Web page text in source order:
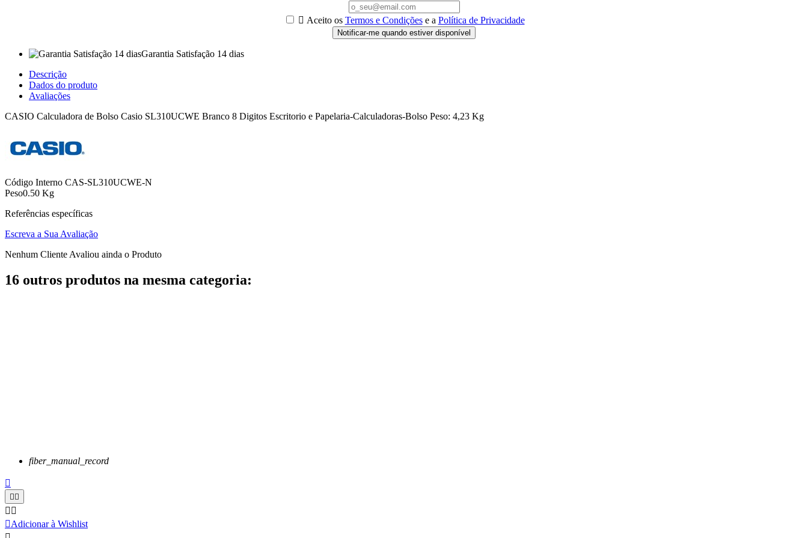
 Aceito os Termos e Condiçõese a Política de Privacidade
Notificar-me quando estiver disponível
Garantia Satisfação 14 dias
Descrição
Dados do produto
Avaliações
CASIO Calculadora de Bolso Casio SL310UCWE Branco 8 Digitos Escritorio e Papelaria-Calculadoras-Bolso Peso: 4,23 Kg
Código Interno CAS-SL310UCWE-N
Peso0.50 Kg
Referências específicas
Escreva a Sua Avaliação
Nenhum Cliente Avaliou ainda o Produto
16 outros produtos na mesma categoria:
fiber_manual_record

 
 
Adicionar à Wishlist